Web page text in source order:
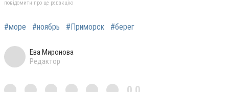
повідомити про це редакцію
#море #ноябрь #Приморск #берег
Ева Миронова
Редактор